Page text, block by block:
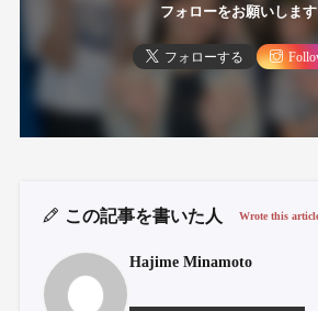
フォローをお願いします
フォローする
この記事を書いた人 Wrote this
Hajime Minamoto